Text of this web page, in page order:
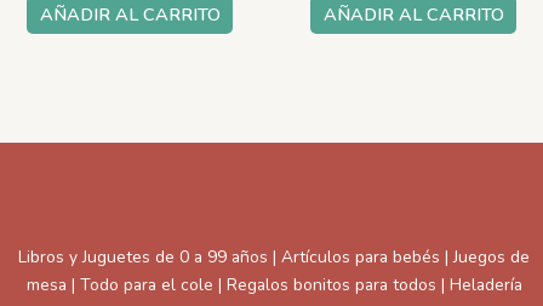
AÑADIR AL CARRITO AÑADIR AL CARRITO
Libros y Juguetes de 0 a 99 años | Artículos para bebés | Juegos de
mesa | Todo para el cole | Regalos bonitos para todos | Heladería